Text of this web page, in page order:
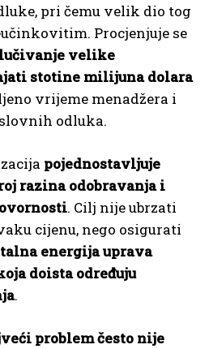
pri čemu velik dio tog
Procjenjuje se
velike
stotine milijuna dolara
vrijeme menadžera i
odluka.
pojednostavljuje
razina odobravanja i
. Cilj nije ubrzati
cijenu, nego osigurati
energija uprava
doista određuju
.
problem često nije